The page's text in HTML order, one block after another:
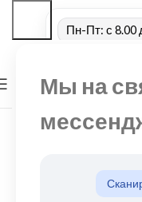
Мы на
Пн-Пт: с 8.00
МЕНЮ